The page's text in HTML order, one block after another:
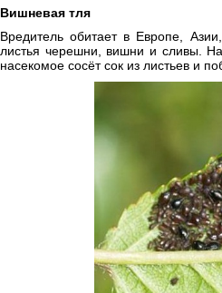
Вишневая тля
Вредитель обитает в Европе,
листья черешни, вишни и сливы.
насекомое сосёт сок из листьев и